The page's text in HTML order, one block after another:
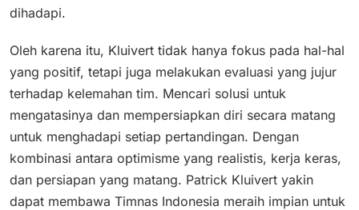
dihadapi.
Oleh karena itu, Kluivert tidak hanya fokus pada hal-hal
yang positif, tetapi juga melakukan evaluasi yang jujur
terhadap kelemahan tim. Mencari solusi untuk
mengatasinya dan mempersiapkan diri secara matang
untuk menghadapi setiap pertandingan. Dengan
kombinasi antara optimisme yang realistis, kerja keras,
dan persiapan yang matang. Patrick Kluivert yakin
dapat membawa Timnas Indonesia meraih impian untuk